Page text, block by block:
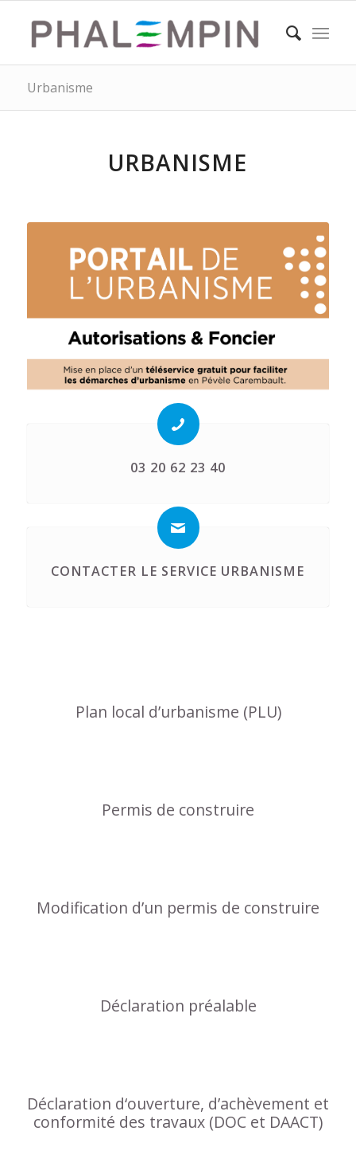
Urbanisme
URBANISME
03 20 62 23 40
CONTACTER LE SERVICE URBANISME
Plan local d’urbanisme (PLU)
Permis de construire
Modification d’un permis de construire
Déclaration préalable
Déclaration d‘ouverture, d’achèvement et
conformité des travaux (DOC et DAACT)